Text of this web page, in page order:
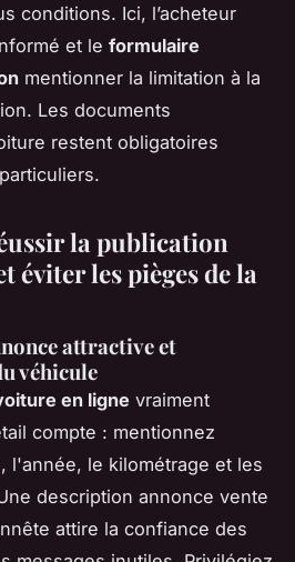
conditions. Ici, l’acheteur
et le formulaire
mentionner la limitation à la
Les documents
restent obligatoires
la publication
éviter les pièges de la
attractive et
véhicule
en ligne vraiment
compte : mentionnez
l'année, le kilométrage et les
description annonce vente
attire la confiance des